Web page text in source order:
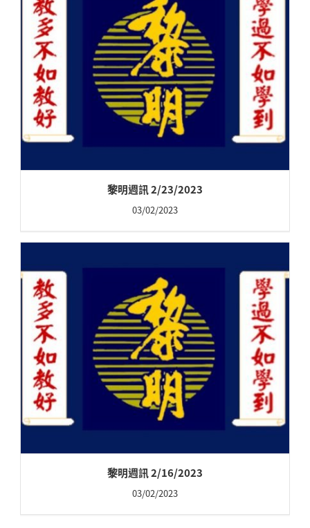
黎明週訊 2/23/2023
03/02/2023
黎明週訊 2/16/2023
03/02/2023